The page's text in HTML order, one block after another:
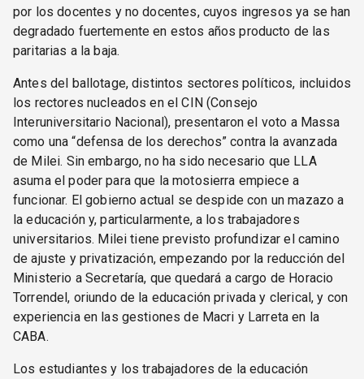
por los docentes y no docentes, cuyos ingresos ya se han
degradado fuertemente en estos años producto de las
paritarias a la baja.
Antes del ballotage, distintos sectores políticos, incluidos
los rectores nucleados en el CIN (Consejo
Interuniversitario Nacional), presentaron el voto a Massa
como una “defensa de los derechos” contra la avanzada
de Milei. Sin embargo, no ha sido necesario que LLA
asuma el poder para que la motosierra empiece a
funcionar. El gobierno actual se despide con un mazazo a
la educación y, particularmente, a los trabajadores
universitarios. Milei tiene previsto profundizar el camino
de ajuste y privatización, empezando por la reducción del
Ministerio a Secretaría, que quedará a cargo de Horacio
Torrendel, oriundo de la educación privada y clerical, y con
experiencia en las gestiones de Macri y Larreta en la
CABA.
Los estudiantes y los trabajadores de la educación